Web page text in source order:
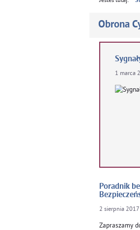
Obrona
1 marca
Poradnik
2 sierpnia 2017
Zapraszamy